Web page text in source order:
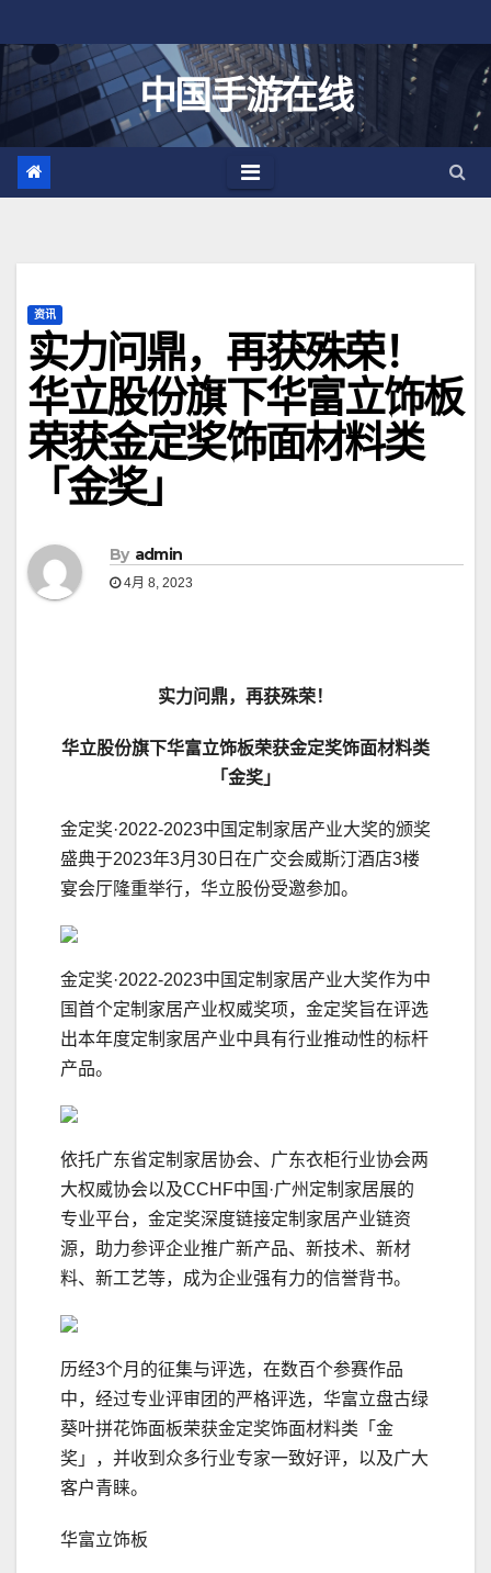
至
中国手游在线
资讯
实力问鼎，再获殊荣！
华立股份旗下华富立饰板
荣获金定奖饰面材料类
「金奖」
By admin
4月 8, 2023
实力问鼎，再获殊荣！
华立股份旗下华富立饰板荣获金定奖饰面材料类
「金奖」
金定奖·2022-2023中国定制家居产业大奖的颁奖
盛典于2023年3月30日在广交会威斯汀酒店3楼
宴会厅隆重举行，华立股份受邀参加。
金定奖·2022-2023中国定制家居产业大奖作为中
国首个定制家居产业权威奖项，金定奖旨在评选
出本年度定制家居产业中具有行业推动性的标杆
产品。
依托广东省定制家居协会、广东衣柜行业协会两
大权威协会以及CCHF中国·广州定制家居展的
专业平台，金定奖深度链接定制家居产业链资
源，助力参评企业推广新产品、新技术、新材
料、新工艺等，成为企业强有力的信誉背书。
历经3个月的征集与评选，在数百个参赛作品
中，经过专业评审团的严格评选，华富立盘古绿
葵叶拼花饰面板荣获金定奖饰面材料类「金
奖」，并收到众多行业专家一致好评，以及广大
客户青睐。
华富立饰板